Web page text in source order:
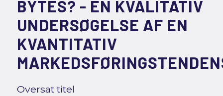
BYTES? - EN KVALITATIV
UNDERSØGELSE AF EN
KVANTITATIV
Oversat titel